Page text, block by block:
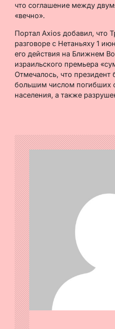
что соглашение между
«вечно».
Портал Axios добавил, что
разговоре с Нетаньяху 1
его действия на Ближнем
израильского премьера
Отмечалось, что президент
большим числом погибших
населения, а также